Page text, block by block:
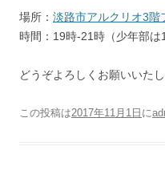
場所： 淡路市アルクリオ3階
時間：19時-21時（少年部は
どうぞよろしくお願いいたし
この投稿は2017年11月1日 に